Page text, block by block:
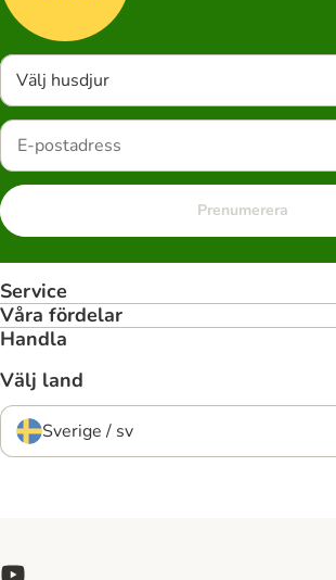
Välj husdjur
Prenumerera
Service
Våra fördelar
Handla
Välj land
Sverige / sv